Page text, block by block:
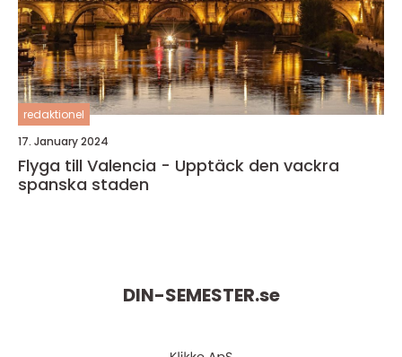
redaktionel
17. January 2024
Flyga till Valencia - Upptäck den vackra
spanska staden
DIN-SEMESTER.se